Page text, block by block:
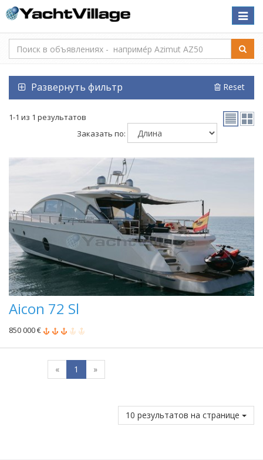
Toggle
Развернуть фильтр Reset
1-1 из 1 результатов
Заказать по:
Aicon 72 Sl
850 000 €
« 1 »
10 результатов на странице